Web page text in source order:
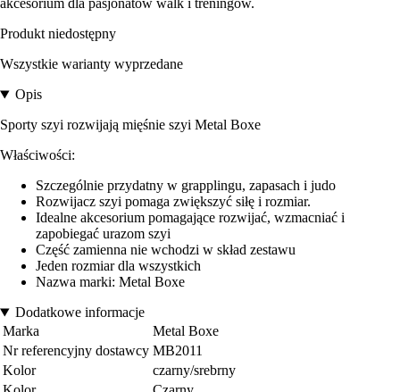
akcesorium dla pasjonatów walk i treningów.
Produkt niedostępny
Wszystkie warianty wyprzedane
Opis
Sporty szyi rozwijają mięśnie szyi Metal Boxe
Właściwości:
Szczególnie przydatny w grapplingu, zapasach i judo
Rozwijacz szyi pomaga zwiększyć siłę i rozmiar.
Idealne akcesorium pomagające rozwijać, wzmacniać i
zapobiegać urazom szyi
Część zamienna nie wchodzi w skład zestawu
Jeden rozmiar dla wszystkich
Nazwa marki: Metal Boxe
Dodatkowe informacje
Marka
Metal Boxe
Nr referencyjny dostawcy MB2011
Kolor
czarny/srebrny